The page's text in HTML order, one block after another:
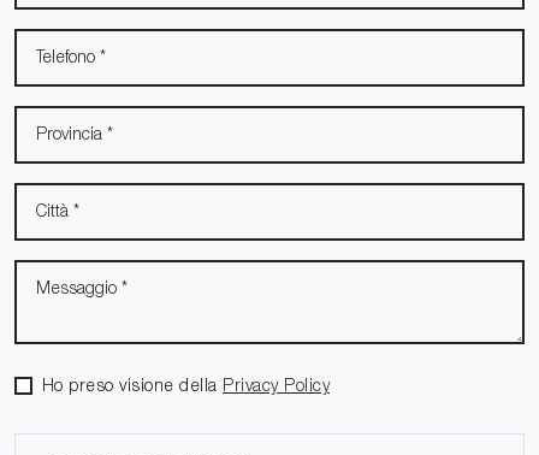
Ho preso visione della Privacy Policy